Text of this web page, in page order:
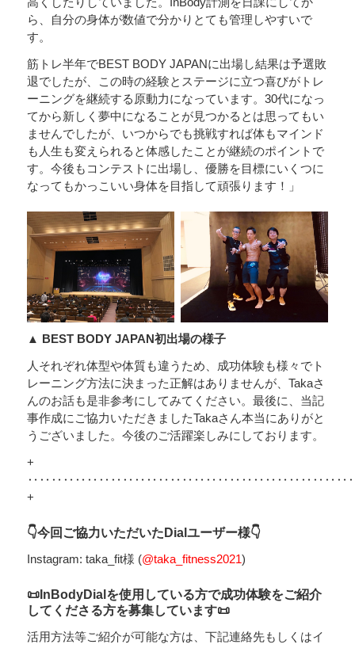
ら、自分の身体が数値で分かりとても管理しやすいで
す。
筋トレ半年でBEST BODY JAPANに出場し結果は予選敗
退でしたが、この時の経験とステージに立つ喜びがトレ
ーニングを継続する原動力になっています。30代になっ
てから新しく夢中になることが見つかるとは思ってもい
ませんでしたが、いつからでも挑戦すれば体もマインド
も人生も変えられると体感したことが継続のポイントで
す。今後もコンテストに出場し、優勝を目標にいくつに
なってもかっこいい身体を目指して頑張ります！」
▲ BEST BODY JAPAN初出場の様子
人それぞれ体型や体質も違うため、成功体験も様々でト
レーニング方法に決まった正解はありませんが、Takaさ
んのお話も是非参考にしてみてください。最後に、当記
事作成にご協力いただきましたTakaさん本当にありがと
うございました。今後のご活躍楽しみにしております。
+
+
👇今回ご協力いただいたDialユーザー様👇
Instagram: taka_fit様 (@taka_fitness2021)
📜InBodyDialを使用している方で成功体験をご紹介
してくださる方を募集しています📜
活用方法等ご紹介が可能な方は、下記連絡先もしくはイ